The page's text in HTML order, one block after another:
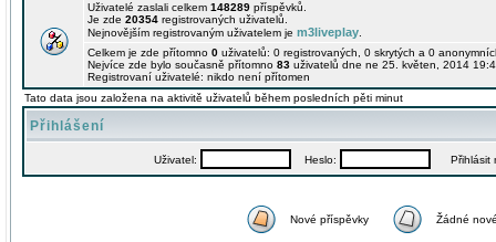
Uživatelé zaslali celkem 148289 příspěvků.
Je zde 20354 registrovaných uživatelů.
Nejnovějším registrovaným uživatelem je m3liveplay
Celkem je zde přítomno 0 uživatelů: 0 registrovaných, 0 skrytých a 0
Nejvíce zde bylo současně přítomno 83 uživatelů dne ne 25. květen, 2014
Registrovaní uživatelé: nikdo není přítomen
Tato data jsou založena na aktivitě uživatelů během posledních pěti minut
Přihlášení
Uživatel: Heslo: Přihlásit
Nové příspěvky Žádné